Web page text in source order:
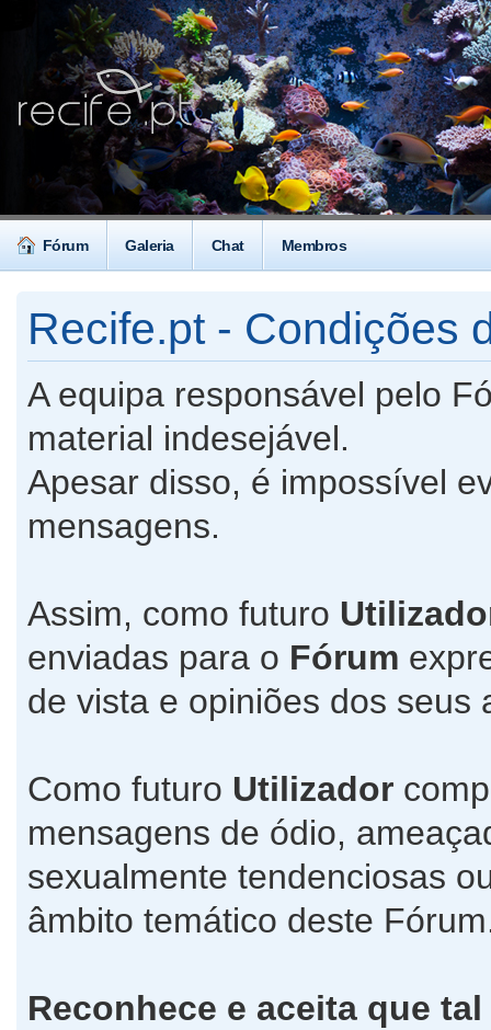
Fórum Galeria Chat Membros
Recife.pt - Condições
A equipa responsável pelo
material indesejável.
Apesar disso, é impossível
mensagens.
Assim, como futuro
enviadas para o Fórum
de vista e opiniões dos seus
Como futuro Utilizador
mensagens de ódio,
sexualmente tendenciosas
âmbito temático deste
Reconhece e aceita que